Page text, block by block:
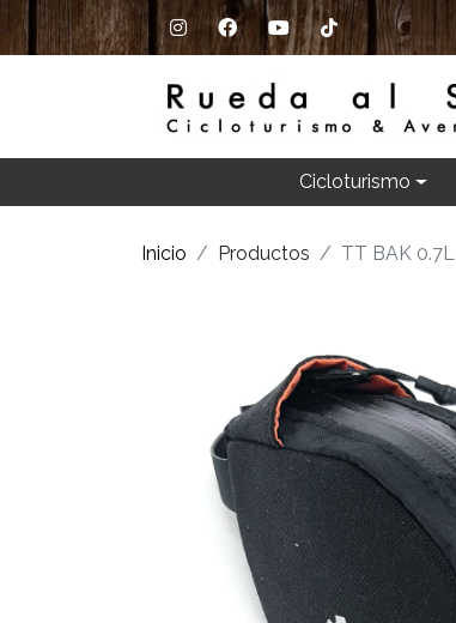
Cicloturismo
Inicio Productos TT BAK 0.7L